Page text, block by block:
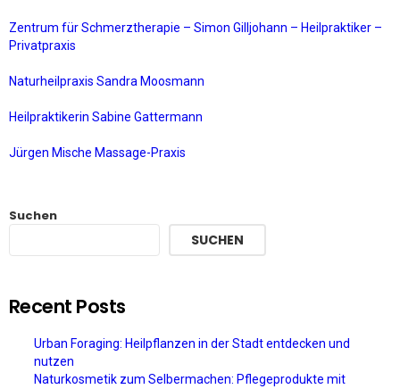
Zentrum für Schmerztherapie – Simon Gilljohann – Heilpraktiker –
Privatpraxis
Naturheilpraxis Sandra Moosmann
Heilpraktikerin Sabine Gattermann
Jürgen Mische Massage-Praxis
Suchen
SUCHEN
Recent Posts
Urban Foraging: Heilpflanzen in der Stadt entdecken und
nutzen
Naturkosmetik zum Selbermachen: Pflegeprodukte mit